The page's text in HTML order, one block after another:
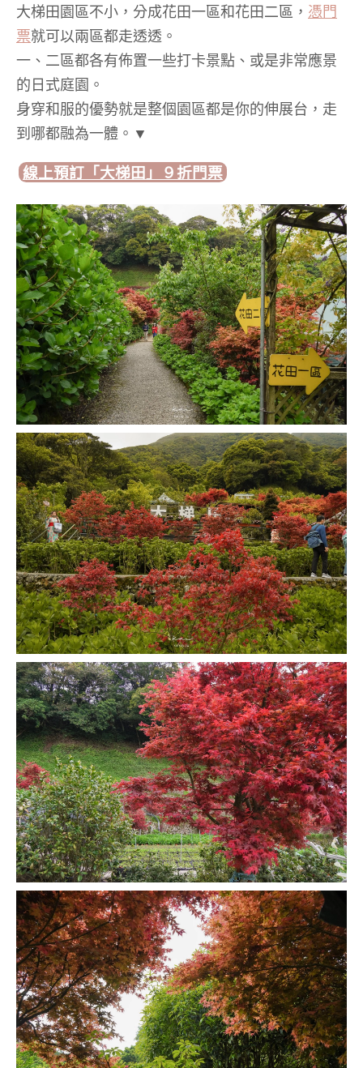
大梯田園區不小，分成花田一區和花田二區， 憑門
票就可以兩區都走透透。
一、二區都各有佈置一些打卡景點、或是非常應景
的日式庭園。
身穿和服的優勢就是整個園區都是你的伸展台，走
到哪都融為一體。▼
線上預訂「大梯田」９折門票